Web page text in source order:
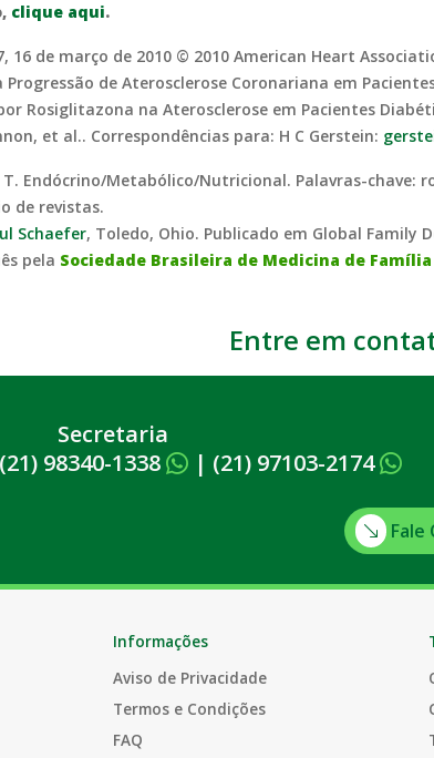
clique aqui.
16 de março de 2010 © 2010 American Heart
de Aterosclerose Coronariana em
Rosiglitazona na Aterosclerose em Pacientes
et al.. Correspondências para: H C Gerstein:
Endócrino/Metabólico/Nutricional. Palavras-chave:
de revistas.
Schaefer, Toledo, Ohio. Publicado em Global Family
pela Sociedade Brasileira de Medicina de
Entre em
Secretaria
(21) 98340-1338 | (21) 97103-2174
Fale
Informações
Aviso de Privacidade
Termos e Condições
FAQ